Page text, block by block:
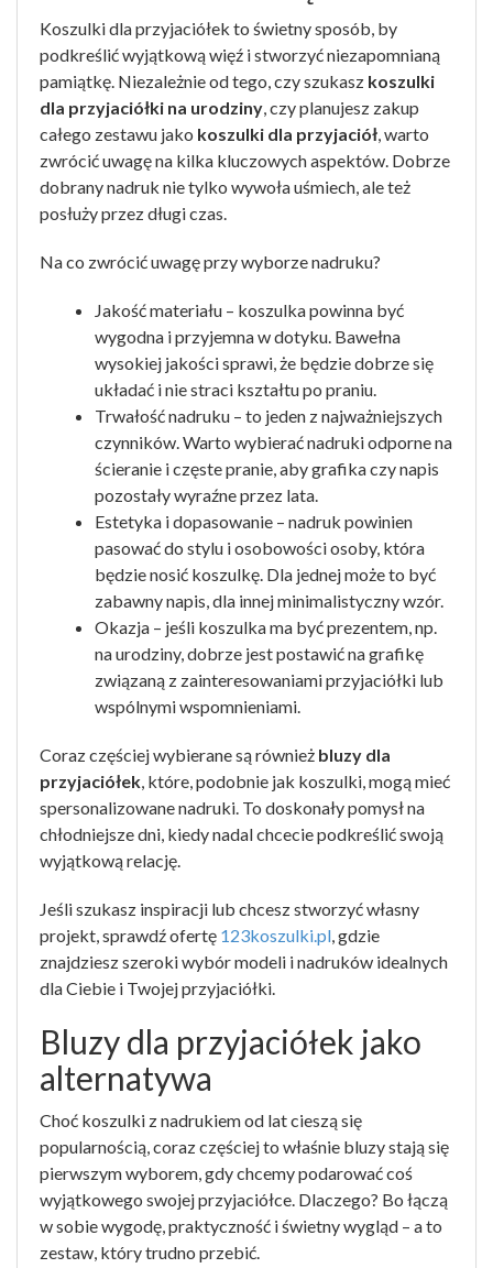
Koszulki dla przyjaciółek to świetny sposób, by
podkreślić wyjątkową więź i stworzyć niezapomnianą
pamiątkę. Niezależnie od tego, czy szukasz koszulki
dla przyjaciółki na urodziny, czy planujesz zakup
całego zestawu jako koszulki dla przyjaciół, warto
zwrócić uwagę na kilka kluczowych aspektów. Dobrze
dobrany nadruk nie tylko wywoła uśmiech, ale też
posłuży przez długi czas.
Na co zwrócić uwagę przy wyborze nadruku?
Jakość materiału – koszulka powinna być
wygodna i przyjemna w dotyku. Bawełna
wysokiej jakości sprawi, że będzie dobrze się
układać i nie straci kształtu po praniu.
Trwałość nadruku – to jeden z najważniejszych
czynników. Warto wybierać nadruki odporne na
ścieranie i częste pranie, aby grafika czy napis
pozostały wyraźne przez lata.
Estetyka i dopasowanie – nadruk powinien
pasować do stylu i osobowości osoby, która
będzie nosić koszulkę. Dla jednej może to być
zabawny napis, dla innej minimalistyczny wzór.
Okazja – jeśli koszulka ma być prezentem, np.
na urodziny, dobrze jest postawić na grafikę
związaną z zainteresowaniami przyjaciółki lub
wspólnymi wspomnieniami.
Coraz częściej wybierane są również bluzy dla
przyjaciółek, które, podobnie jak koszulki, mogą mieć
spersonalizowane nadruki. To doskonały pomysł na
chłodniejsze dni, kiedy nadal chcecie podkreślić swoją
wyjątkową relację.
Jeśli szukasz inspiracji lub chcesz stworzyć własny
projekt, sprawdź ofertę 123koszulki.pl, gdzie
znajdziesz szeroki wybór modeli i nadruków idealnych
dla Ciebie i Twojej przyjaciółki.
Bluzy dla przyjaciółek jako
alternatywa
Choć koszulki z nadrukiem od lat cieszą się
popularnością, coraz częściej to właśnie bluzy stają się
pierwszym wyborem, gdy chcemy podarować coś
wyjątkowego swojej przyjaciółce. Dlaczego? Bo łączą
w sobie wygodę, praktyczność i świetny wygląd – a to
zestaw, który trudno przebić.